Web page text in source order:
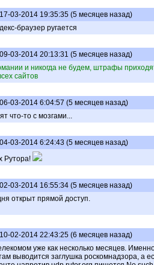
17-03-2014 19:35:35 (5 месяцев назад)
браузер ругается
09-03-2014 20:13:31 (5 месяцев назад)
и никогда не будем, штрафы
сайтов
06-03-2014 6:04:57 (5 месяцев назад)
что-то с мозгами...
04-03-2014 6:24:43 (5 месяцев назад)
Рутора!
02-03-2014 16:55:34 (5 месяцев назад)
открыт прямой доступ.
10-02-2014 22:43:25 (6 месяцев назад)
уже как несколько месяцев.
выводится заглушка роскомнадзора, а